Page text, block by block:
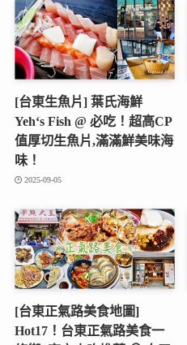
[台東生魚片] 葉氏海鮮
Yeh‘s Fish @ 必吃！超高CP
值厚切生魚片,滿滿鮮美味海
味！
2025-09-05
[台東正氣路美食地圖]
Hot17！台東正氣路美食一